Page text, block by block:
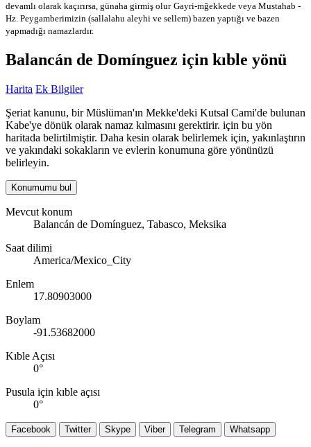
devamlı olarak kaçırırsa, günaha girmiş olur Gayri-mğekkede veya Mustahab -
Hz. Peygamberimizin (sallalahu aleyhi ve sellem) bazen yaptığı ve bazen
yapmadığı namazlardır.
Balancán de Domínguez için kıble yönü
Harita Ek Bilgiler
Şeriat kanunu, bir Müslüman'ın Mekke'deki Kutsal Cami'de bulunan
Kabe'ye dönük olarak namaz kılmasını gerektirir. için bu yön
haritada belirtilmiştir. Daha kesin olarak belirlemek için, yakınlaştırın
ve yakındaki sokakların ve evlerin konumuna göre yönünüzü
belirleyin.
Konumumu bul
Mevcut konum
Balancán de Domínguez, Tabasco, Meksika
Saat dilimi
America/Mexico_City
Enlem
17.80903000
Boylam
-91.53682000
Kıble Açısı
0°
Pusula için kıble açısı
0°
Facebook Twitter Skype Viber Telegram Whatsapp